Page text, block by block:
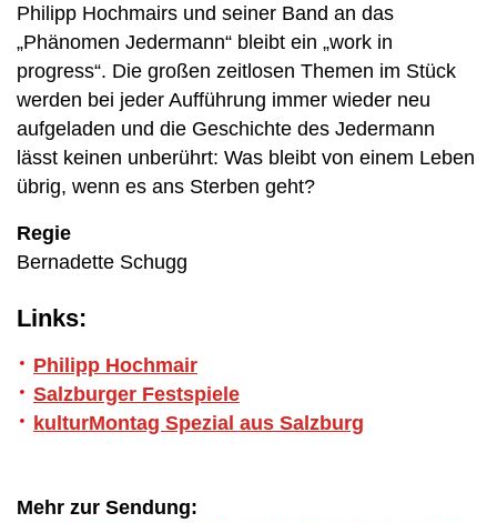
Philipp Hochmairs und seiner Band an das
„Phänomen Jedermann“ bleibt ein „work in
progress“. Die großen zeitlosen Themen im Stück
werden bei jeder Aufführung immer wieder neu
aufgeladen und die Geschichte des Jedermann
lässt keinen unberührt: Was bleibt von einem Leben
übrig, wenn es ans Sterben geht?
Regie
Bernadette Schugg
Links:
Philipp Hochmair
Salzburger Festspiele
kulturMontag Spezial aus Salzburg
Mehr zur Sendung: